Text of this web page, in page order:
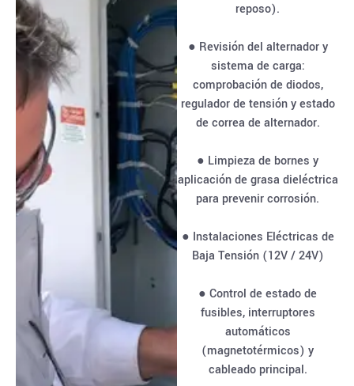
reposo).
● Revisión del alternador y
sistema de carga:
comprobación de diodos,
regulador de tensión y estado
de correa de alternador.
● Limpieza de bornes y
aplicación de grasa dieléctrica
para prevenir corrosión.
● Instalaciones Eléctricas de
Baja Tensión (12V / 24V)
● Control de estado de
fusibles, interruptores
automáticos
(magnetotérmicos) y
cableado principal.